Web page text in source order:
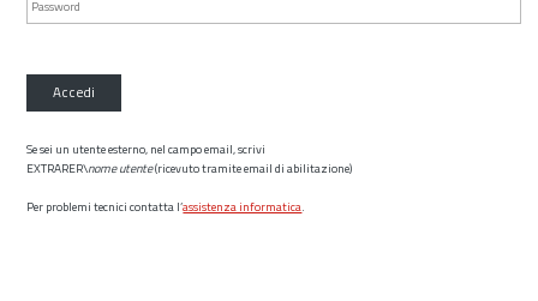
Accedi
Se sei un utente esterno, nel campo email, scrivi
EXTRARER\nome utente(ricevuto tramite email di abilitazione)
Per problemi tecnici contatta l’assistenza informatica.